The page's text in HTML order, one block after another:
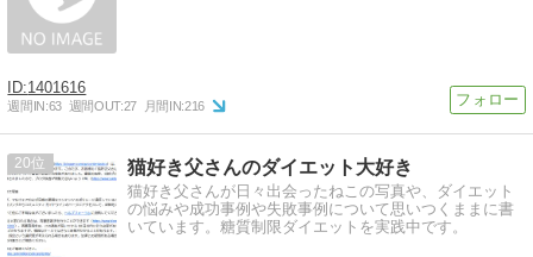
1401616
週間IN:63 週間OUT:27 月間IN:216
20 猫好き父さんのダイエット大好き
猫好き父さんが日々出会ったねこの写真や、ダイエット
の悩みや成功事例や失敗事例について思いつくままに書
いています。糖質制限ダイエットを実践中です。